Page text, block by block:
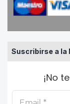
Suscribirse a la
¡No